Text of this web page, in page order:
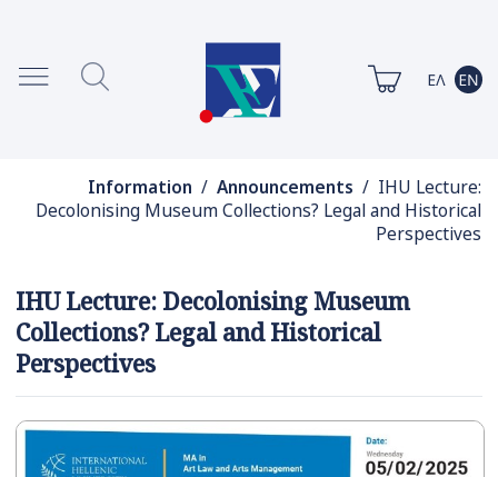
Information / Announcements / IHU Lecture:
Decolonising Museum Collections? Legal and Historical
Perspectives
IHU Lecture: Decolonising Museum
Collections? Legal and Historical
Perspectives